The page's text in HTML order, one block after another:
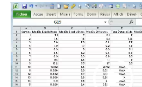
Lecteur
vidéo